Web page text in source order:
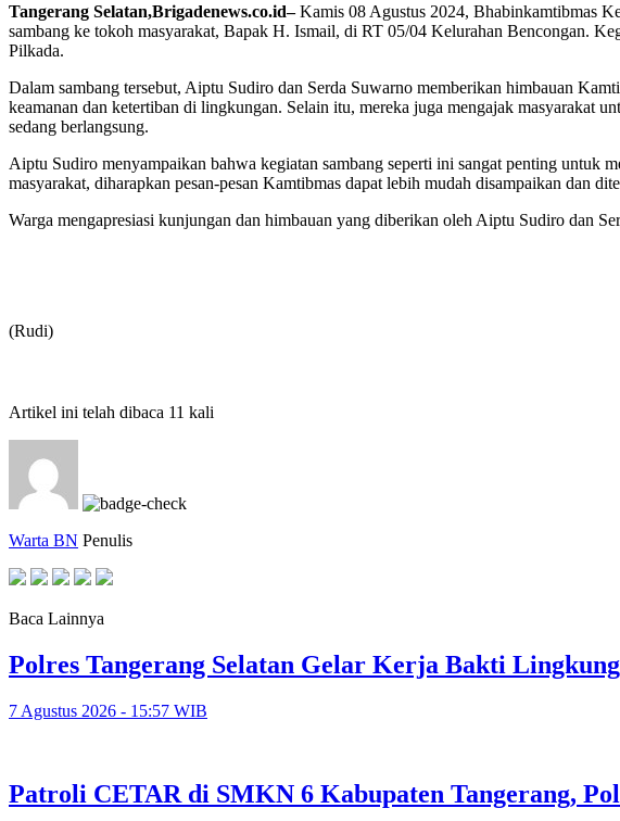
Tangerang Selatan,Brigadenews.co.id–Kamis 08 Agustus 2024, Bhabinkamtibmas
sambang ke tokoh masyarakat, Bapak H. Ismail, di RT 05/04 Kelurahan Bencongan.
Pilkada.
Dalam sambang tersebut, Aiptu Sudiro dan Serda Suwarno memberikan himbauan
keamanan dan ketertiban di lingkungan. Selain itu, mereka juga mengajak masyarakat
sedang berlangsung.
Aiptu Sudiro menyampaikan bahwa kegiatan sambang seperti ini sangat penting untuk
masyarakat, diharapkan pesan-pesan Kamtibmas dapat lebih mudah disampaikan dan
Warga mengapresiasi kunjungan dan himbauan yang diberikan oleh Aiptu Sudiro dan
(Rudi)
Artikel ini telah dibaca 11 kali
Warta BN Penulis
Baca Lainnya
Polres Tangerang Selatan Gelar Kerja Bakti
7 Agustus 2026 - 15:57 WIB
Patroli CETAR di SMKN 6 Kabupaten Tangerang,